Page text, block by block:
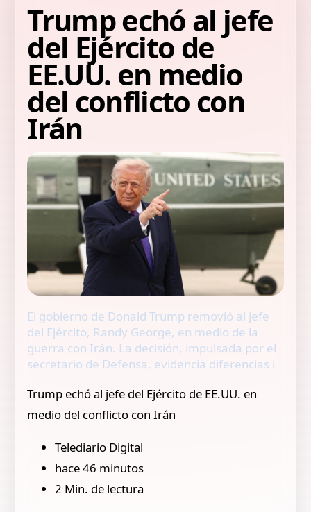
Trump echó al jefe
del Ejército de
EE.UU. en medio
del conflicto con
Irán
El gobierno de Donald Trump removió al jefe
del Ejército, Randy George, en medio de la
guerra con Irán. La decisión, impulsada por el
secretario de Defensa, evidencia diferencias i
Trump echó al jefe del Ejército de EE.UU. en
medio del conflicto con Irán
Telediario Digital
hace 46 minutos
2 Min. de lectura